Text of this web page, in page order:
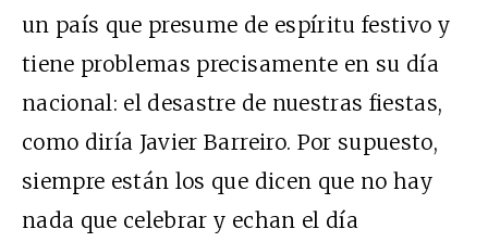
un país que presume de espíritu festivo y
tiene problemas precisamente en su día
nacional: el desastre de nuestras fiestas,
como diría Javier Barreiro. Por supuesto,
siempre están los que dicen que no hay
nada que celebrar y echan el día